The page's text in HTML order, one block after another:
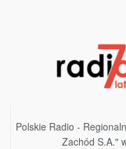
Polskie Radio -
Zachód S.A."